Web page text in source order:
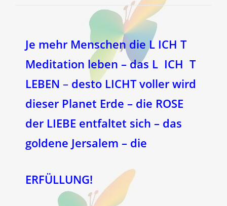
Je mehr Menschen die L ICH T
Meditation leben – das L ICH T
LEBEN – desto LICHT voller wird
dieser Planet Erde – die ROSE
der LIEBE entfaltet sich – das
goldene Jersalem – die
ERFÜLLUNG!